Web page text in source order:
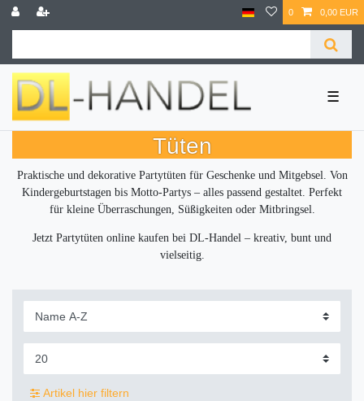
0 0,00 EUR
☰
Tüten
Praktische und dekorative Partytüten für Geschenke und Mitgebsel. Von
Kindergeburtstagen bis Motto-Partys – alles passend gestaltet. Perfekt
für kleine Überraschungen, Süßigkeiten oder Mitbringsel.
Jetzt Partytüten online kaufen bei DL-Handel – kreativ, bunt und
vielseitig.
Artikel hier filtern